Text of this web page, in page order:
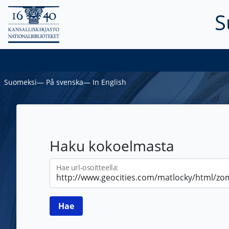
Suomeksi― På svenska― In English
Haku kokoelmasta
Hae url-osoitteella: